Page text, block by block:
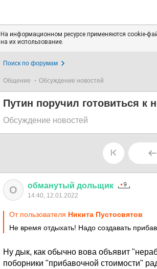
На информационном ресурсе применяются cookie-
на их использование.
Поиск по форумам
Общение Обсуждение новостей
Путин поручил готовиться к
Обсуждение новостей
О обманутый дольщик
14:40, 12.01.2022
От пользователя Никита Пустосвятов
Не время отдыхать! Надо создавать
Ну дык, как обычно вова объявит
поборники "прибавочной стоимости"